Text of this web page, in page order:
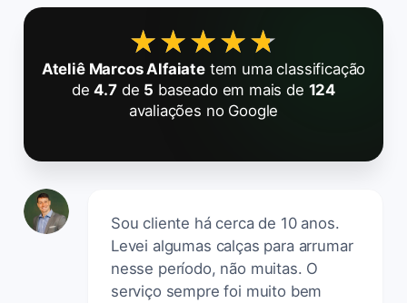
★★★★★
★★★★★
Ateliê Marcos Alfaiate tem uma classificação
de4.7de 5 baseado em mais de 124
avaliações no Google
Sou cliente há cerca de 10 anos.
Levei algumas calças para arrumar
nesse período, não muitas. O
serviço sempre foi muito bem